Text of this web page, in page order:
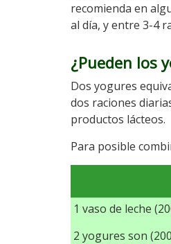
recomienda en
al día, y entre 3-4
¿Pueden los
Dos yogures
dos raciones
productos lácteos.
Para posible
1 vaso de leche
2 yogures son